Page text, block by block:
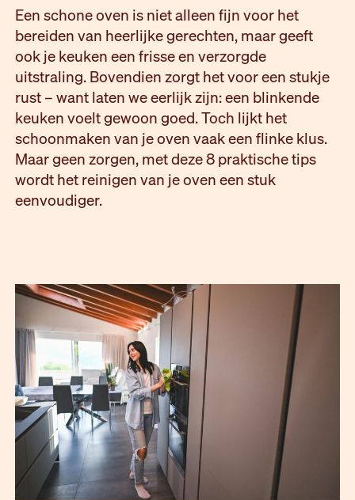
Een schone oven is niet alleen fijn voor het
bereiden van heerlijke gerechten, maar geeft
ook je keuken een frisse en verzorgde
uitstraling. Bovendien zorgt het voor een stukje
rust – want laten we eerlijk zijn: een blinkende
keuken voelt gewoon goed. Toch lijkt het
schoonmaken van je oven vaak een flinke klus.
Maar geen zorgen, met deze 8 praktische tips
wordt het reinigen van je oven een stuk
eenvoudiger.